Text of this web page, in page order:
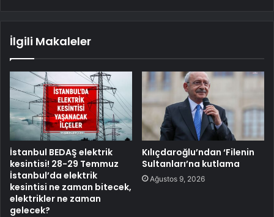
İlgili Makaleler
İstanbul BEDAŞ elektrik
kesintisi! 28-29 Temmuz
İstanbul’da elektrik
kesintisi ne zaman bitecek,
elektrikler ne zaman
gelecek?
Kılıçdaroğlu’ndan ‘Filenin
Sultanları’na kutlama
Ağustos 9, 2026